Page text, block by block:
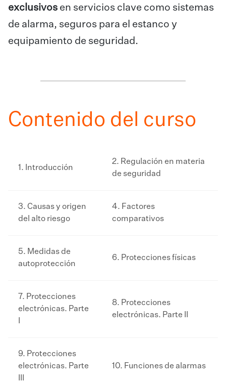
exclusivos en servicios clave como sistemas
de alarma, seguros para el estanco y
equipamiento de seguridad.
Contenido del curso
1. Introducción
2. Regulación en materia
de seguridad
3. Causas y origen
del alto riesgo
4. Factores
comparativos
5. Medidas de
autoprotección
6. Protecciones físicas
7. Protecciones
electrónicas. Parte
8. Protecciones
electrónicas. Parte II
9. Protecciones
electrónicas. Parte
10. Funciones de alarmas